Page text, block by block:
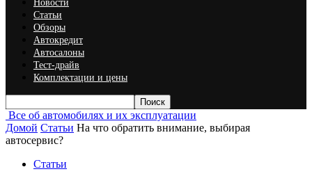
Новости
Статьи
Обзоры
Автокредит
Автосалоны
Тест-драйв
Комплектации и цены
Все об автомобилях и их эксплуатации
Домой Статьи На что обратить внимание, выбирая
автосервис?
Статьи